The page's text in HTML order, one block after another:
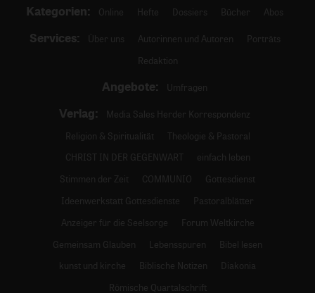
Kategorien: Online Hefte Dossiers Bücher Abos
Services: Über uns Autorinnen und Autoren
Porträts
Redaktion
Angebote: Umfragen
Verlag:
Media Sales Herder Korrespondenz
Religion & Spiritualität
Theologie & Pastoral
CHRIST IN DER GEGENWART
einfach leben
Stimmen der Zeit
COMMUNIO
Gottesdienst
Ideenwerkstatt Gottesdienste
Pastoralblätter
Anzeiger für die Seelsorge
Forum Weltkirche
Gemeinsam Glauben
Lebensspuren
Bibel lesen
kunst und kirche
Biblische Notizen
Diakonia
Römische Quartalschrift